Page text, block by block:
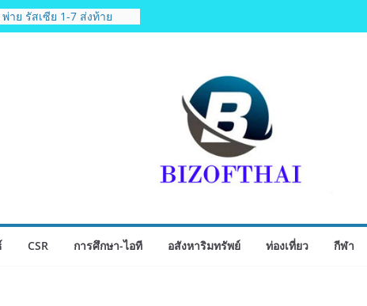
บาล แจงชัด MOU–
าถูกต้องตามกฎหมาย พร้อม
งเทพฯ เสริม Air
ดึงนักท่องเที่ยวคุณภาพ
ย เริ่มเที่ยวแรกบินแรก 6
CSR การศึกษา-ไอที อสังหาริมทรัพย์ ท่องเที่ยว กีฬา